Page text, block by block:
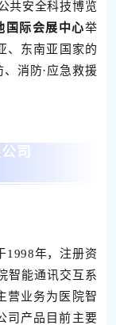
共安全科技博览
国际会展中心举
、东南亚国家的
消防·应急救援
司
1998年，注册资
智能通讯交互系
营业务为医院智
司产品目前主要